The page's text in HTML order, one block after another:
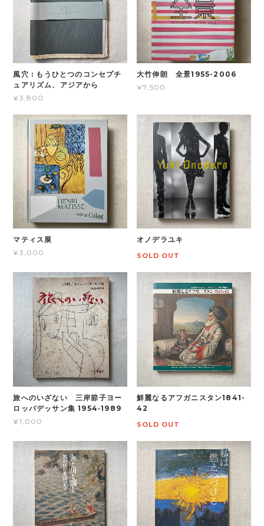
風穴 : もうひとつのコンセプチ
ュアリズム、アジアから
¥3,800
大竹伸朗 全景1955-2006
¥7,500
マティス展
¥3,000
オノデラユキ
SOLD OUT
旅へのいざない 三岸節子ヨー
ロッパデッサン集 1954‐1989
¥1,000
鮮麗なるアフガニスタン1841-
42
SOLD OUT